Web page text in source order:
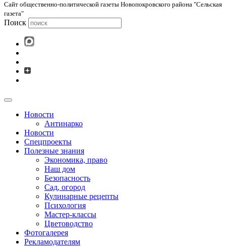
Cайт общественно-политической газеты Новопокровского района "Сельская
газета"
Поиск
Новости
Антинарко
Новости
Спецпроекты
Полезные знания
Экономика, право
Наш дом
Безопасность
Сад, огород
Кулинарные рецепты
Психология
Мастер-классы
Цветоводство
Фотогалерея
Рекламодателям